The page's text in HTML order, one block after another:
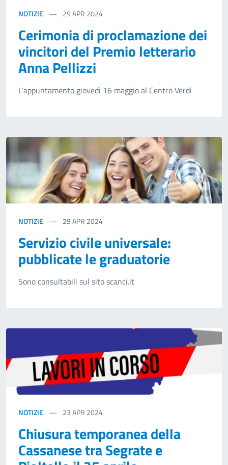
NOTIZIE 29APR 2024
Cerimonia di proclamazione dei
vincitori del Premio letterario
Anna Pellizzi
L'appuntamento giovedì 16 maggio al Centro Verdi
NOTIZIE 29APR 2024
Servizio civile universale:
pubblicate le graduatorie
Sono consultabili sul sito scanci.it
NOTIZIE 23APR 2024
Chiusura temporanea della
Cassanese tra Segrate e